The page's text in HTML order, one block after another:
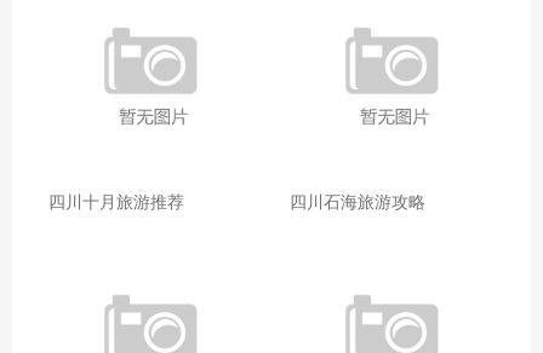
四川十月旅游推荐 四川石海旅游攻略